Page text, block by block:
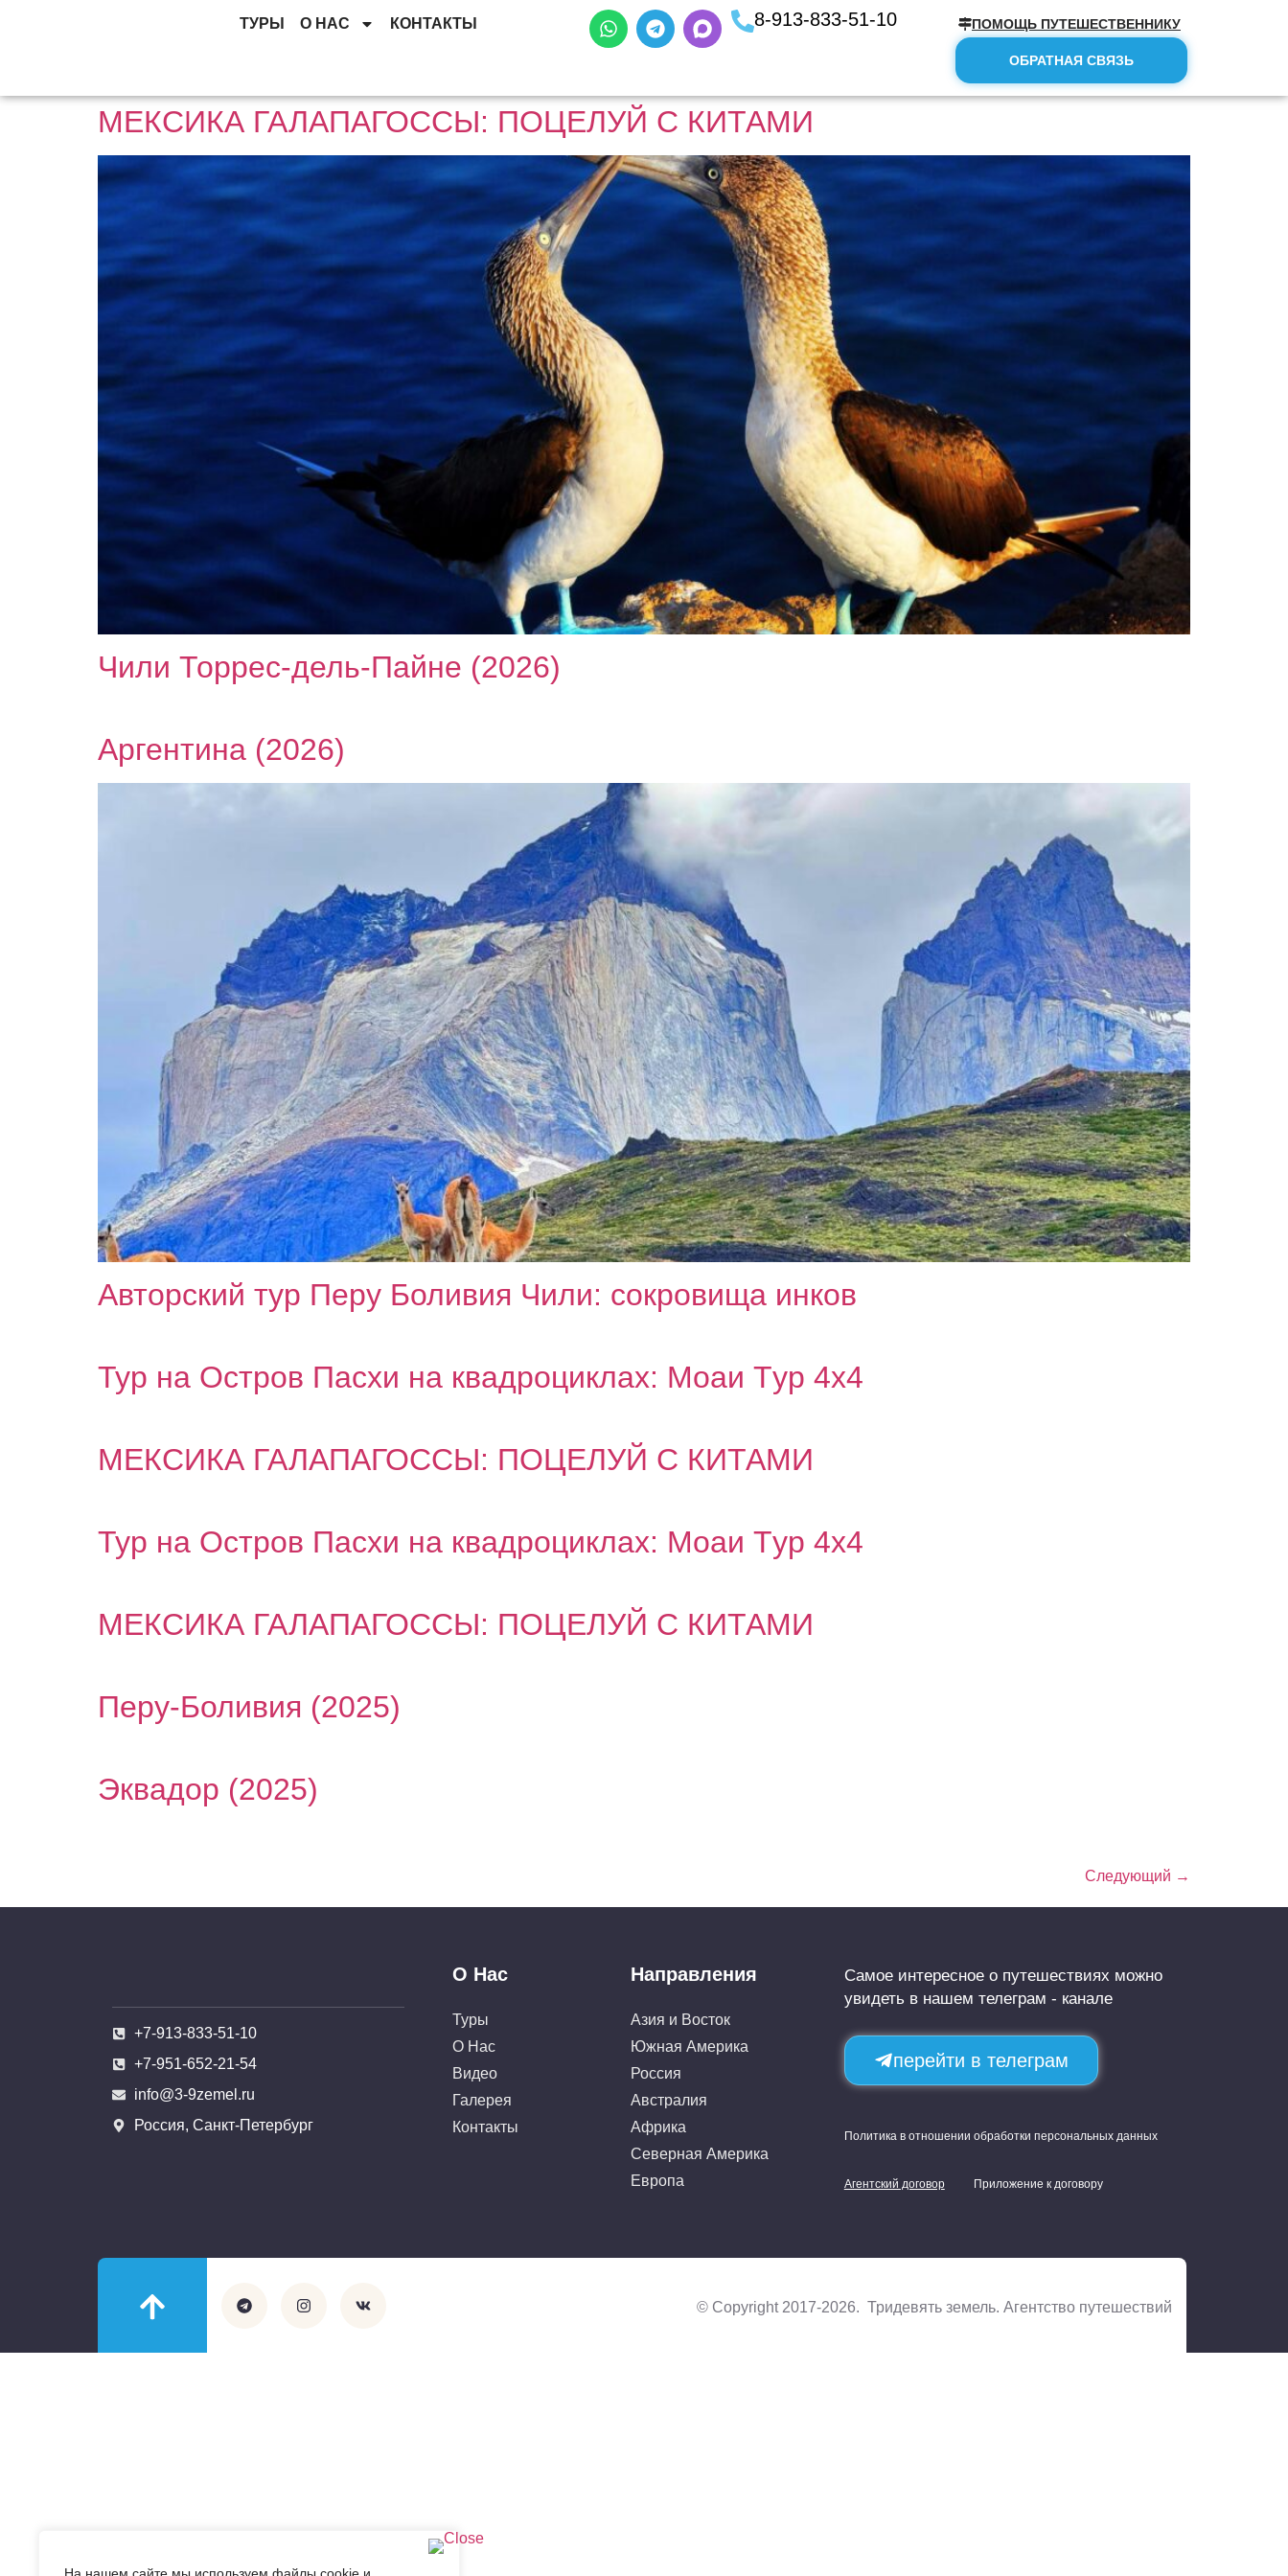
ТУРЫ О НАС КОНТАКТЫ 8-913-833-51-10 ПОМОЩЬ ПУТЕШЕСТВЕННИКУ
ОБРАТНАЯ СВЯЗЬ
МЕКСИКА ГАЛАПАГОССЫ: ПОЦЕЛУЙ С КИТАМИ
Чили Торрес-дель-Пайне (2026)
Аргентина (2026)
Авторский тур Перу Боливия Чили: сокровища инков
Тур на Остров Пасхи на квадроциклах: Моаи Tур 4х4
МЕКСИКА ГАЛАПАГОССЫ: ПОЦЕЛУЙ С КИТАМИ
Тур на Остров Пасхи на квадроциклах: Моаи Tур 4х4
МЕКСИКА ГАЛАПАГОССЫ: ПОЦЕЛУЙ С КИТАМИ
Перу-Боливия (2025)
Эквадор (2025)
Следующий →
+7-913-833-51-10
+7-951-652-21-54
info@3-9zemel.ru
Россия, Санкт-Петербург
О Нас
Туры
О Нас
Видео
Галерея
Контакты
Направления
Азия и Восток
Южная Америка
Россия
Австралия
Африка
Северная Америка
Европа
Самое интересное о путешествиях можно
увидеть в нашем телеграм - канале
перейти в телеграм
Политика в отношении обработки персональных данных
Агентский договор Приложение к договору
© Copyright 2017-2026. Тридевять земель. Агентство путешествий